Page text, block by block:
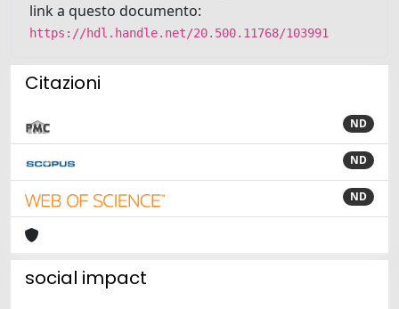
link a questo documento:
https://hdl.handle.net/20.500.11768/103991
Citazioni
ND
ND
ND
social impact